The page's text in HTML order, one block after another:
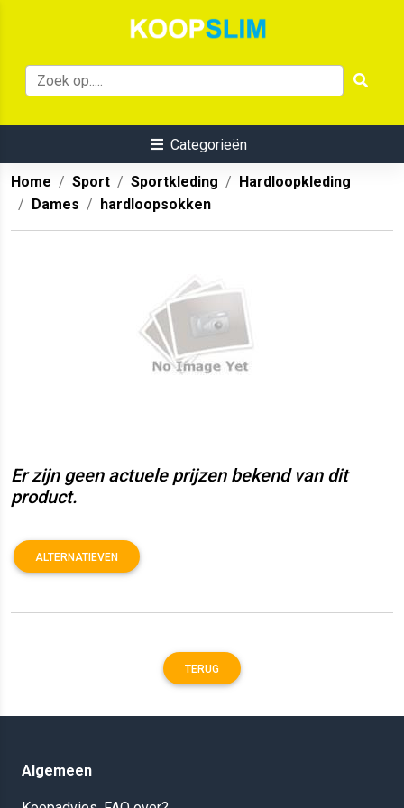
Categorieën
Home Sport Sportkleding
Hardloopkleding
Dames
hardloopsokken
Er zijn geen actuele prijzen bekend van dit
product.
ALTERNATIEVEN
TERUG
Algemeen